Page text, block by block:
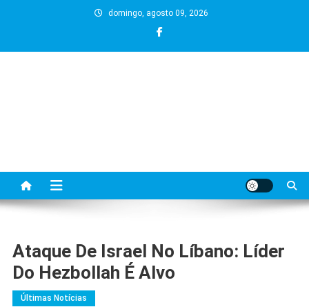
domingo, agosto 09, 2026
Ataque De Israel No Líbano: Líder
Do Hezbollah É Alvo
Últimas Notícias